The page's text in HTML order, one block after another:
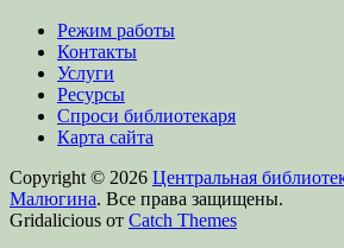
Режим работы
Контакты
Услуги
Ресурсы
Спроси библиотекаря
Карта сайта
Copyright © 2026 Центральная
Малюгина. Все права защищены.
Gridalicious от Catch Themes